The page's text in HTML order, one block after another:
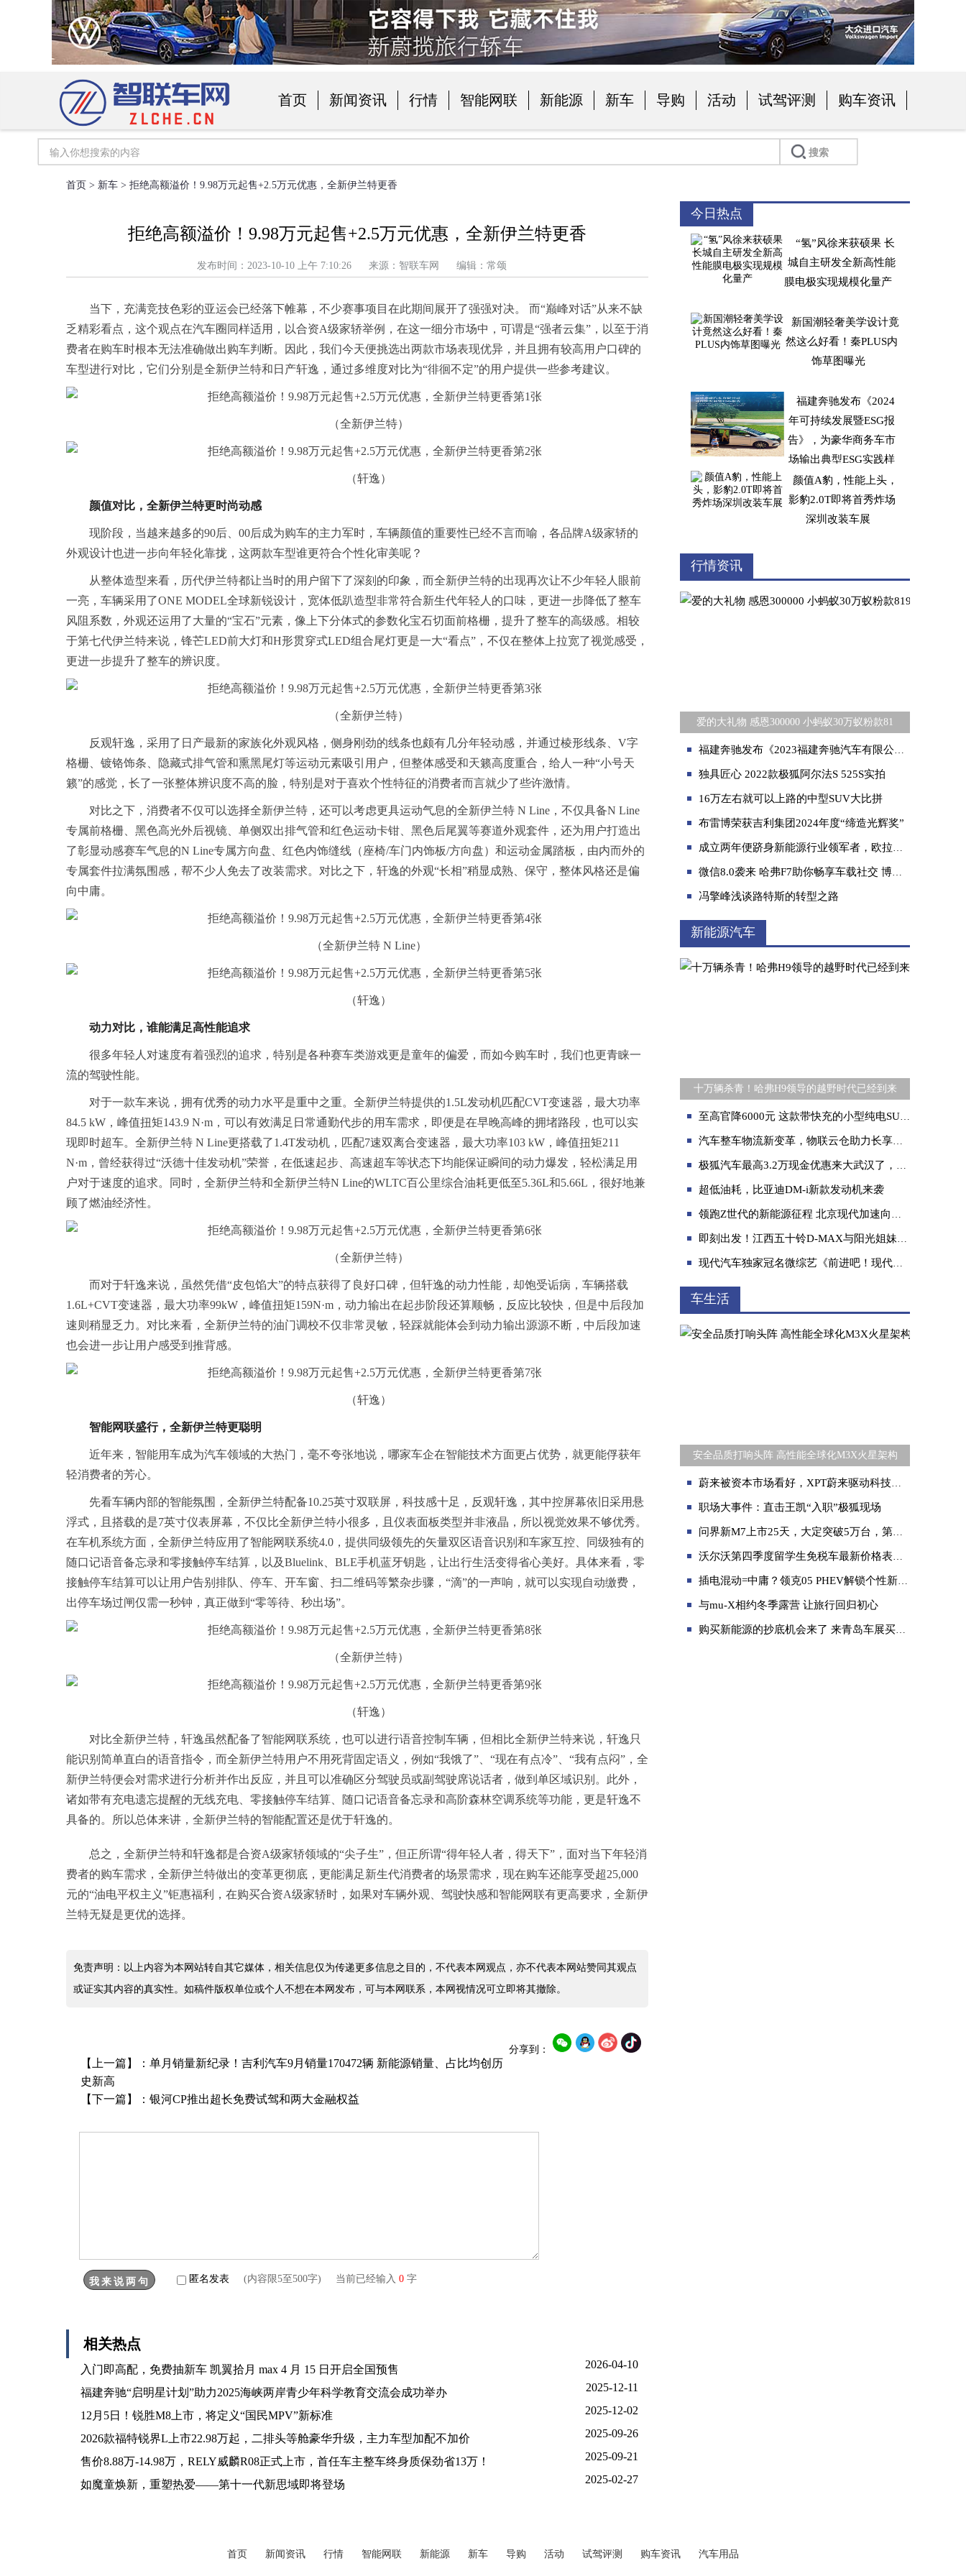
首页 新闻资讯 行情 智能网联 新能源 新车 导购 活动 试驾评测 购车资讯
首页 > 新车 > 拒绝高额溢价！9.98万元起售+2.5万元优惠，全新伊兰特更香
拒绝高额溢价！9.98万元起售+2.5万元优惠，全新伊兰特更香
发布时间：2023-10-10 上午 7:10:26 来源：智联车网 编辑：常颂
当下，充满竞技色彩的亚运会已经落下帷幕，不少赛事项目在此期间展开了强强对决。 而“巅峰对话”从来不缺
乏精彩看点，这个观点在汽车圈同样适用，以合资A级家轿举例，在这一细分市场中，可谓是“强者云集”，以至于消
费者在购车时根本无法准确做出购车判断。因此，我们今天便挑选出两款市场表现优异，并且拥有较高用户口碑的
车型进行对比，它们分别是全新伊兰特和日产轩逸，通过多维度对比为“徘徊不定”的用户提供一些参考建议。
（全新伊兰特）
（轩逸）
颜值对比，全新伊兰特更时尚动感
现阶段，当越来越多的90后、00后成为购车的主力军时，车辆颜值的重要性已经不言而喻，各品牌A级家轿的
外观设计也进一步向年轻化靠拢，这两款车型谁更符合个性化审美呢？
从整体造型来看，历代伊兰特都让当时的用户留下了深刻的印象，而全新伊兰特的出现再次让不少年轻人眼前
一亮，车辆采用了ONE MODEL全球新锐设计，宽体低趴造型非常符合新生代年轻人的口味，更进一步降低了整车
风阻系数，外观还运用了大量的“宝石”元素，像上下分体式的参数化宝石切面前格栅，提升了整车的高级感。相较
于第七代伊兰特来说，锋芒LED前大灯和H形贯穿式LED组合尾灯更是一大“看点”，不仅在整体上拉宽了视觉感受，
更进一步提升了整车的辨识度。
（全新伊兰特）
反观轩逸，采用了日产最新的家族化外观风格，侧身刚劲的线条也颇有几分年轻动感，并通过棱形线条、V字
格栅、镀铬饰条、隐藏式排气管和熏黑尾灯等运动元素吸引用户，但整体感受和天籁高度重合，给人一种“小号天
籁”的感觉，长了一张整体辨识度不高的脸，特别是对于喜欢个性特征的消费者而言就少了些许激情。
对比之下，消费者不仅可以选择全新伊兰特，还可以考虑更具运动气息的全新伊兰特 N Line，不仅具备N Line
专属前格栅、黑色高光外后视镜、单侧双出排气管和红色运动卡钳、黑色后尾翼等赛道外观套件，还为用户打造出
了彰显动感赛车气息的N Line专属方向盘、红色内饰缝线（座椅/车门内饰板/方向盘）和运动金属踏板，由内而外的
专属套件拉满氛围感，帮不少人免去了改装需求。对比之下，轩逸的外观“长相”稍显成熟、保守，整体风格还是偏
向中庸。
（全新伊兰特 N Line）
（轩逸）
动力对比，谁能满足高性能追求
很多年轻人对速度有着强烈的追求，特别是各种赛车类游戏更是童年的偏爱，而如今购车时，我们也更青睐一
流的驾驶性能。
对于一款车来说，拥有优秀的动力水平是重中之重。全新伊兰特提供的1.5L发动机匹配CVT变速器，最大功率
84.5 kW，峰值扭矩143.9 N·m，可以有效满足日常通勤代步的用车需求，即便是在早晚高峰的拥堵路段，也可以实
现即时超车。全新伊兰特 N Line更搭载了1.4T发动机，匹配7速双离合变速器，最大功率103 kW，峰值扭矩211
N·m，曾经获得过“沃德十佳发动机”荣誉，在低速起步、高速超车等状态下均能保证瞬间的动力爆发，轻松满足用
户对于速度的追求。同时，全新伊兰特和全新伊兰特N Line的WLTC百公里综合油耗更低至5.36L和5.66L，很好地兼
顾了燃油经济性。
（全新伊兰特）
而对于轩逸来说，虽然凭借“皮包馅大”的特点获得了良好口碑，但轩逸的动力性能，却饱受诟病，车辆搭载
1.6L+CVT变速器，最大功率99kW，峰值扭矩159N·m，动力输出在起步阶段还算顺畅，反应比较快，但是中后段加
速则稍显乏力。对比来看，全新伊兰特的油门调校不仅非常灵敏，轻踩就能体会到动力输出源源不断，中后段加速
也会进一步让用户感受到推背感。
（轩逸）
智能网联盛行，全新伊兰特更聪明
近年来，智能用车成为汽车领域的大热门，毫不夸张地说，哪家车企在智能技术方面更占优势，就更能俘获年
轻消费者的芳心。
先看车辆内部的智能氛围，全新伊兰特配备10.25英寸双联屏，科技感十足，反观轩逸，其中控屏幕依旧采用悬
浮式，且搭载的是7英寸仪表屏幕，不仅比全新伊兰特小很多，且仪表面板类型并非液晶，所以视觉效果不够优秀。
在车机系统方面，全新伊兰特应用了智能网联系统4.0，提供同级领先的矢量双区语音识别和车家互控、同级独有的
随口记语音备忘录和零接触停车结算，以及Bluelink、BLE手机蓝牙钥匙，让出行生活变得省心美好。具体来看，零
接触停车结算可以让用户告别排队、停车、开车窗、扫二维码等繁杂步骤，“滴”的一声响，就可以实现自动缴费，
出停车场过闸仅需一秒钟，真正做到“零等待、秒出场”。
（全新伊兰特）
（轩逸）
对比全新伊兰特，轩逸虽然配备了智能网联系统，也可以进行语音控制车辆，但相比全新伊兰特来说，轩逸只
能识别简单直白的语音指令，而全新伊兰特用户不用死背固定语义，例如“我饿了”、“现在有点冷”、“我有点闷”，全
新伊兰特便会对需求进行分析并作出反应，并且可以准确区分驾驶员或副驾驶席说话者，做到单区域识别。此外，
诸如带有充电遗忘提醒的无线充电、零接触停车结算、随口记语音备忘录和高阶森林空调系统等功能，更是轩逸不
具备的。所以总体来讲，全新伊兰特的智能配置还是优于轩逸的。
总之，全新伊兰特和轩逸都是合资A级家轿领域的“尖子生”，但正所谓“得年轻人者，得天下”，面对当下年轻消
费者的购车需求，全新伊兰特做出的变革更彻底，更能满足新生代消费者的场景需求，现在购车还能享受超25,000
元的“油电平权主义”钜惠福利，在购买合资A级家轿时，如果对车辆外观、驾驶快感和智能网联有更高要求，全新伊
兰特无疑是更优的选择。
免责声明：以上内容为本网站转自其它媒体，相关信息仅为传递更多信息之目的，不代表本网观点，亦不代表本网站赞同其观点
或证实其内容的真实性。如稿件版权单位或个人不想在本网发布，可与本网联系，本网视情况可立即将其撤除。
分享到：
【上一篇】： 单月销量新纪录！吉利汽车9月销量170472辆 新能源销量、占比均创历
史新高
【下一篇】： 银河CP推出超长免费试驾和两大金融权益
匿名发表 (内容限5至500字) 当前已经输入 0 字
相关热点
入门即高配，免费抽新车 凯翼拾月 max 4 月 15 日开启全国预售 2026-04-10
福建奔驰“启明星计划”助力2025海峡两岸青少年科学教育交流会成功举办 2025-12-11
12月5日！锐胜M8上市，将定义“国民MPV”新标准 2025-12-02
2026款福特锐界L上市22.98万起，二排头等舱豪华升级，主力车型加配不加价 2025-09-26
售价8.88万-14.98万，RELY威麟R08正式上市，首任车主整车终身质保劲省13万！ 2025-09-21
如魔童焕新，重塑热爱——第十一代新思域即将登场 2025-02-27
今日热点
“氢”风徐来获硕果 长
城自主研发全新高性能
膜电极实现规模化量产
新国潮轻奢美学设计竟
然这么好看！秦PLUS内
饰草图曝光
福建奔驰发布《2024
年可持续发展暨ESG报
告》，为豪华商务车市
场输出典型ESG实践样
本颜值A豹，性能上头，
影豹2.0T即将首秀炸场
深圳改装车展
明明蔚来ES8更好
行情资讯
爱的大礼物 感恩300000 小蚂蚁30万蚁粉款81
福建奔驰发布《2023福建奔驰汽车有限公司可持续发展暨ESG报告》
独具匠心 2022款极狐阿尔法S 525S实拍
16万左右就可以上路的中型SUV大比拼
布雷博荣获吉利集团2024年度“缔造光辉奖”
成立两年便跻身新能源行业领军者，欧拉到底做对了什么？
微信8.0袭来 哈弗F7助你畅享车载社交 博越PRO遗憾败北
冯擎峰浅谈路特斯的转型之路
新能源汽车
十万辆杀青！哈弗H9领导的越野时代已经到来
至高官降6000元 这款带快充的小型纯电SUV现在只要5万多
汽车整车物流新变革，物联云仓助力长享科技打造产业互联网平台
极狐汽车最高3.2万现金优惠来大武汉了，还没买车的要赢麻了！
超低油耗，比亚迪DM-i新款发动机来袭
领跑Z世代的新能源征程 北京现代加速向智电时代进军
即刻出发！江西五十铃D-MAX与阳光姐妹淘8月11日开启绮妙假期
现代汽车独家冠名微综艺《前进吧！现代足球少年》圆满收官
车生活
安全品质打响头阵 高性能全球化M3X火星架构
蔚来被资本市场看好，XPT蔚来驱动科技的技术优势功不可没
职场大事件：直击王凯“入职”极狐现场
问界新M7上市25天，大定突破5万台，第二波官方福利强势来袭！
沃尔沃第四季度留学生免税车最新价格表公布
插电混动=中庸？领克05 PHEV解锁个性新能源出行体验
与mu-X相约冬季露营 让旅行回归初心
购买新能源的抄底机会来了 来青岛车展买极狐汽车省个五万没问题！
首页 新闻资讯 行情 智能网联 新能源 新车 导购 活动 试驾评测 购车资讯 汽车用品